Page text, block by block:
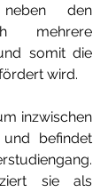
den
mehrere
somit die
wird.
inzwischen
befindet
sie als